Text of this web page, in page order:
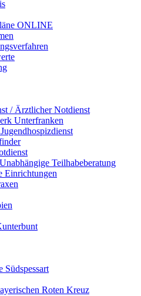
ONLINE
/ Ärztlicher Notdienst
Unterfranken
Teilhabeberatung
Einrichtungen
Südspessart
Roten Kreuz